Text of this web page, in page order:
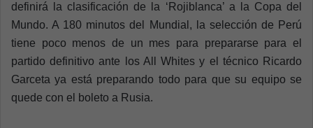
definirá la clasificación de la ‘Rojiblanca’ a la Copa del
Mundo. A 180 minutos del Mundial, la selección de Perú
tiene poco menos de un mes para prepararse para el
partido definitivo ante los All Whites y el técnico Ricardo
Garceta ya está preparando todo para que su equipo se
quede con el boleto a Rusia.